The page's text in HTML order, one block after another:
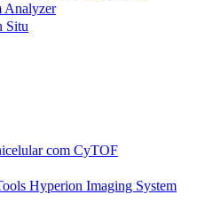
Analyzer
Situ
com CyTOF
Hyperion Imaging System